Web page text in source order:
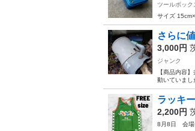
ツールボック
サイズ
さらに
3,000円
ジャンク
【商品内容
動いていまし
ラッキ
2,200円
8月8日 会場